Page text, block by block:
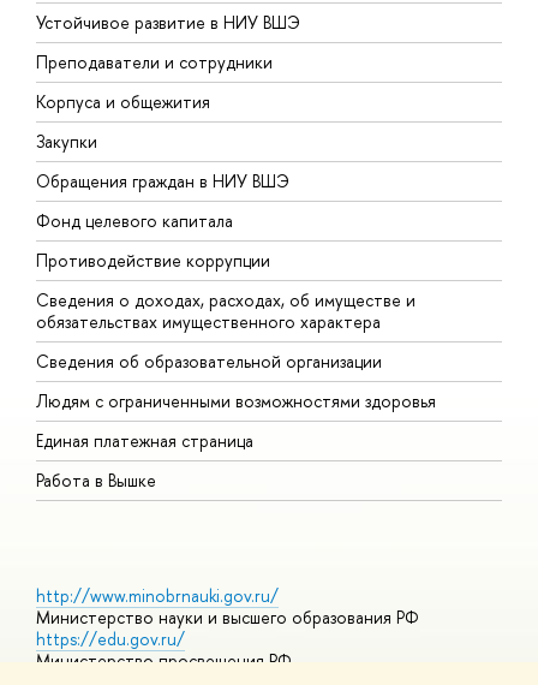
Устойчивое развитие в НИУ ВШЭ
Преподаватели и сотрудники
Корпуса и общежития
Закупки
Обращения граждан в НИУ ВШЭ
Фонд целевого капитала
Противодействие коррупции
Сведения о доходах, расходах, об имуществе и
обязательствах имущественного характера
Сведения об образовательной организации
Людям с ограниченными возможностями здоровья
Единая платежная страница
Работа в Вышке
http://www.minobrnauki.gov.ru/
Министерство науки и высшего образования РФ
https://edu.gov.ru/
Министерство просвещения РФ